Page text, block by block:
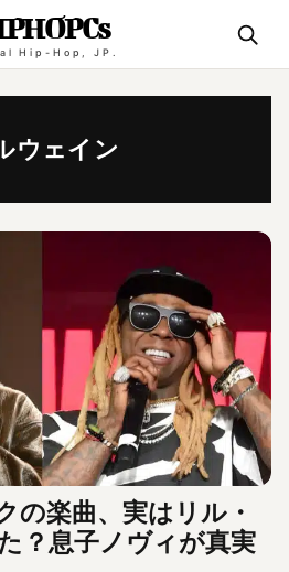
Hip-Hop, JP.
ウェイン
の楽曲、実はリル・
？息子ノヴィが真実